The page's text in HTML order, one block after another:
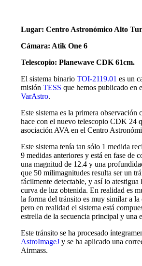
Lugar: Centro Astronómico Alto
Cámara: Atik One 6
Telescopio: Planewave CDK 61cm.
El sistema binario TOI-2119.01 es un
misión TESS que hemos publicado en
VarAstro.
Este sistema es la primera observación
hace con el nuevo telescopio CDK 24
asociación AVA en el Centro
Este sistema tenía tan sólo 1 medida
9 medidas anteriores y está en fase de
una magnitud de 12.4 y una
que 50 milimagnitudes resulta ser un
fácilmente detectable, y así lo atestigua
curva de luz obtenida. En realidad es
la forma del tránsito es muy similar a la
pero en realidad el sistema está
estrella de la secuencia principal y una
Este tránsito se ha procesado
AstroImageJy se ha aplicado una
Airmass.